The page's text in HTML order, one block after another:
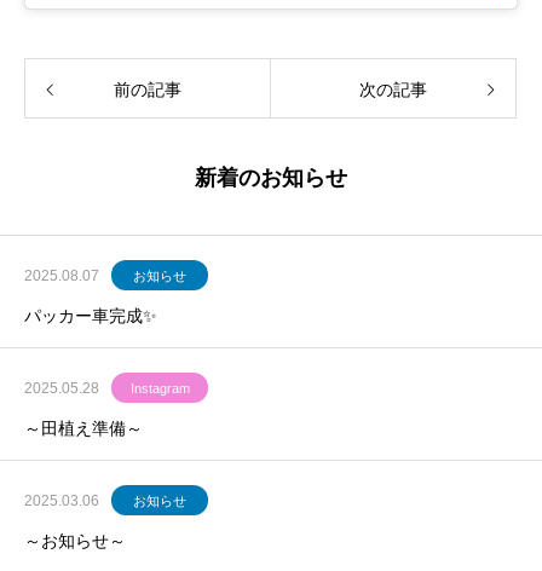
前の記事 次の記事
新着のお知らせ
2025.08.07 お知らせ
パッカー車完成✨
2025.05.28 Instagram
～田植え準備～
2025.03.06 お知らせ
～お知らせ～